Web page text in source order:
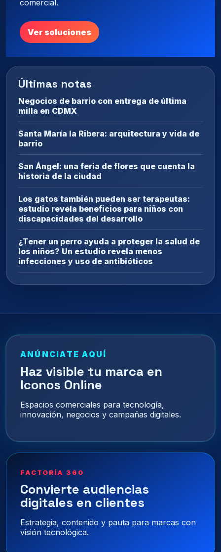
comercial.
Ver soluciones
Últimas notas
Negocios de barrio con entrega de última
milla en CDMX
Santa María la Ribera: arquitectura y vida de
barrio
San Ángel: una feria de flores que cuenta la
historia de la ciudad
Los gatos también pueden ser terapeutas:
estudio revela beneficios para niños con
discapacidades del desarrollo
¿Tener un perro ayuda a proteger la salud de
los niños? Un estudio revela menos
infecciones y uso de antibióticos
ANÚNCIATE AQUÍ
Haz visible tu marca en
Iconos Online
Espacios comerciales para tecnología,
innovación, negocios y campañas digitales.
FACTORÍA 360
Convierte audiencias
digitales en clientes
Estrategia, contenido y pauta para marcas con
visión tecnológica.